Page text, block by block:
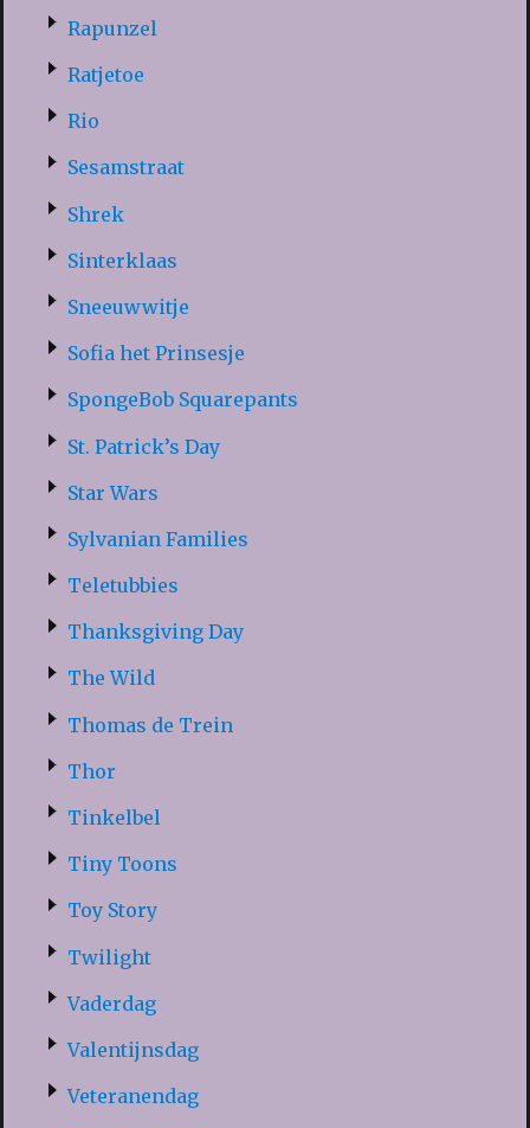
Rapunzel
Ratjetoe
Rio
Sesamstraat
Shrek
Sinterklaas
Sneeuwwitje
Sofia het Prinsesje
SpongeBob Squarepants
St. Patrick’s Day
Star Wars
Sylvanian Families
Teletubbies
Thanksgiving Day
The Wild
Thomas de Trein
Thor
Tinkelbel
Tiny Toons
Toy Story
Twilight
Vaderdag
Valentijnsdag
Veteranendag